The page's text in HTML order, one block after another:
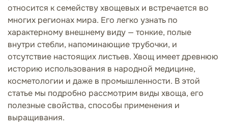
относится к семейству хвощевых и встречается во
многих регионах мира. Его легко узнать по
характерному внешнему виду — тонкие, полые
внутри стебли, напоминающие трубочки, и
отсутствие настоящих листьев. Хвощ имеет древнюю
историю использования в народной медицине,
косметологии и даже в промышленности. В этой
статье мы подробно рассмотрим виды хвоща, его
полезные свойства, способы применения и
выращивания.